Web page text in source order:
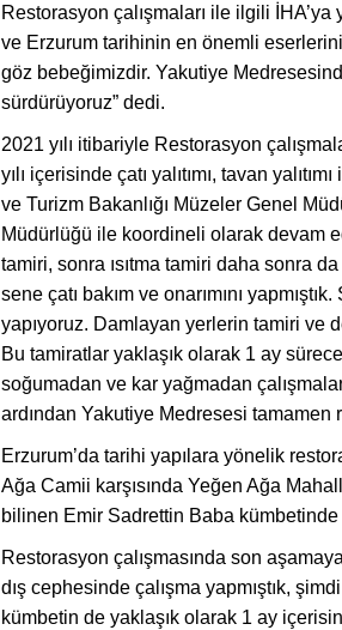
Restorasyon çalışmaları ile ilgili
ve Erzurum tarihinin en önemli
göz bebeğimizdir. Yakutiye
sürdürüyoruz” dedi.
2021 yılı itibariyle Restorasyon
yılı içerisinde çatı yalıtımı, tavan
ve Turizm Bakanlığı Müzeler Genel
Müdürlüğü ile koordineli olarak devam
tamiri, sonra ısıtma tamiri daha sonra
sene çatı bakım ve onarımını
yapıyoruz. Damlayan yerlerin tamiri ve
Bu tamiratlar yaklaşık olarak 1 ay
soğumadan ve kar yağmadan
ardından Yakutiye Medresesi
Erzurum’da tarihi yapılara yönelik
Ağa Camii karşısında Yeğen Ağa
bilinen Emir Sadrettin Baba
Restorasyon çalışmasında son
dış cephesinde çalışma yapmıştık,
kümbetin de yaklaşık olarak 1 ay